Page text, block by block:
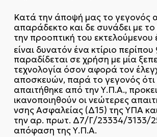
Κατά την άποψή μας το γεγονός
απαράδεκτο και δε συνάδει με το
την προοπτική του
είναι δυνατόν ένα κτίριο
παραδίδεται σε χρήση με μία
τεχνολογία όσον αφορά τον
αποσκευών, παρά το γεγονός
απαιτήθηκε από την Υ.Π.Α.,
ικανοποιηθούν οι νεώτερες
νσης Ασφαλείας (Δ15) της ΥΠΑ
την αρ. πρωτ. Δ7/Γ/23334/3133/
απόφαση της Υ.Π.Α.